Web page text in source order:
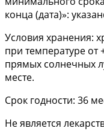
конца (дата)»:
Условия хранения:
при температуре
прямых солнечных
месте.
Срок годности: 36
Не является